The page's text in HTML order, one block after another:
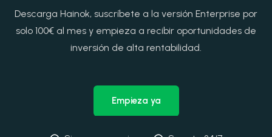
Descarga Hainok, suscríbete a la versión Enterprise por
solo 100€ al mes y empieza a recibir oportunidades de
inversión de alta rentabilidad.
Empieza ya